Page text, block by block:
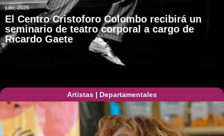
julio, 2026
El Centro Cristoforo Colombo recibirá un
seminario de teatro corporal a cargo de
Ricardo Gaete
Artistas | Departamentales